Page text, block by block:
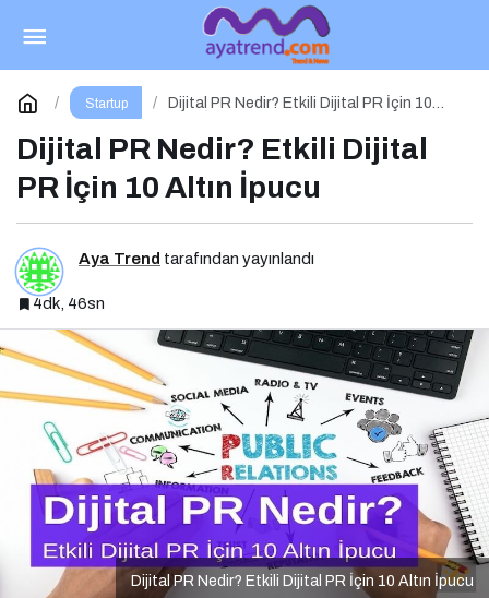
Startup
Dijital PR Nedir? Etkili Dijital PR İçin 10
Dijital PR Nedir? Etkili Dijital
PR İçin 10 Altın İpucu
Aya Trend tarafından yayınlandı
4dk, 46sn
Dijital PR Nedir? Etkili Dijital PR İçin 10 Altın İpucu
İçerik Pazarlaması Nedir? Etkili İçerik
Pazarlaması İçin 10 Altın İpucu
Yorum Yap